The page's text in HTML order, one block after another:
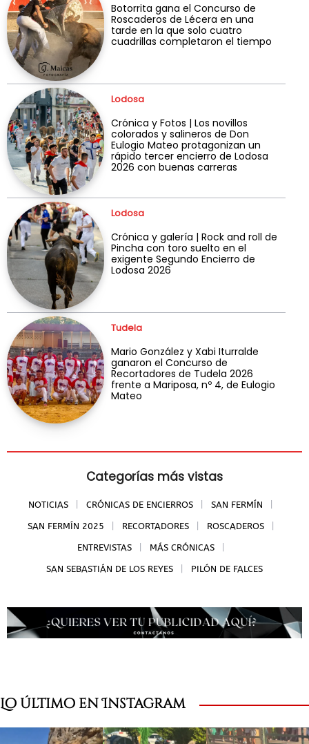
Botorrita gana el Concurso de
Roscaderos de Lécera en una
tarde en la que solo cuatro
cuadrillas completaron el tiempo
Lodosa
Crónica y Fotos | Los novillos
colorados y salineros de Don
Eulogio Mateo protagonizan un
rápido tercer encierro de Lodosa
2026 con buenas carreras
Lodosa
Crónica y galería | Rock and roll de
Pincha con toro suelto en el
exigente Segundo Encierro de
Lodosa 2026
Tudela
Mario González y Xabi Iturralde
ganaron el Concurso de
Recortadores de Tudela 2026
frente a Mariposa, nº 4, de Eulogio
Mateo
Categorías más vistas
NOTICIAS CRÓNICAS DE ENCIERROS SAN FERMÍN
SAN FERMÍN 2025 RECORTADORES ROSCADEROS
ENTREVISTAS MÁS CRÓNICAS
SAN SEBASTIÁN DE LOS REYES PILÓN DE FALCES
Lo último en Instagram